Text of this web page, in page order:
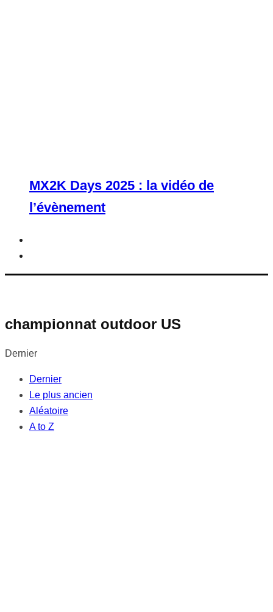
MX2K Days 2025 : la vidéo de
l’évènement
championnat outdoor US
Dernier
Dernier
Le plus ancien
Aléatoire
A to Z